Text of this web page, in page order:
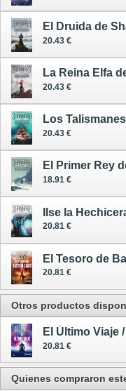
20.43 €
20.43 €
20.43 €
18.91 €
Ilse la
20.81 €
20.81 €
Otros productos
El Último Viaje
20.81 €
Quienes compraron